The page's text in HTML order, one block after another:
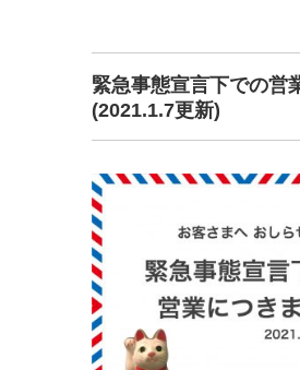
緊急事態宣言下での営
(2021.1.7更新)